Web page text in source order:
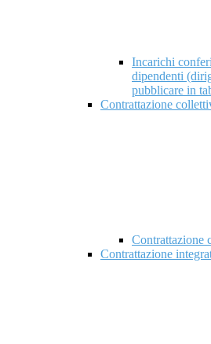
Incarichi
dipendenti
pubblicare in
Contrattazione
Contrattazione
Contrattazione